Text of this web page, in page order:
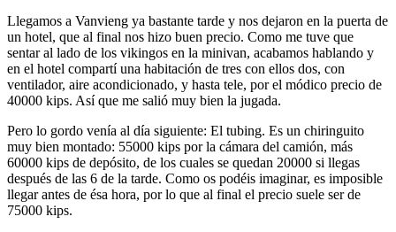
Llegamos a Vanvieng ya bastante tarde y nos dejaron en la puerta de
un hotel, que al final nos hizo buen precio. Como me tuve que
sentar al lado de los vikingos en la minivan, acabamos hablando y
en el hotel compartí una habitación de tres con ellos dos, con
ventilador, aire acondicionado, y hasta tele, por el módico precio de
40000 kips. Así que me salió muy bien la jugada.
Pero lo gordo venía al día siguiente: El tubing. Es un chiringuito
muy bien montado: 55000 kips por la cámara del camión, más
60000 kips de depósito, de los cuales se quedan 20000 si llegas
después de las 6 de la tarde. Como os podéis imaginar, es imposible
llegar antes de ésa hora, por lo que al final el precio suele ser de
75000 kips.